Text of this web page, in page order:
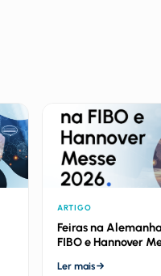
ARTIGO
Feiras na
FIBO e Hannover
Ler mais